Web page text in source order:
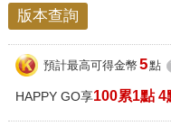
版本查詢
預計最高可得金幣 5點
HAPPY GO享100累1點 4